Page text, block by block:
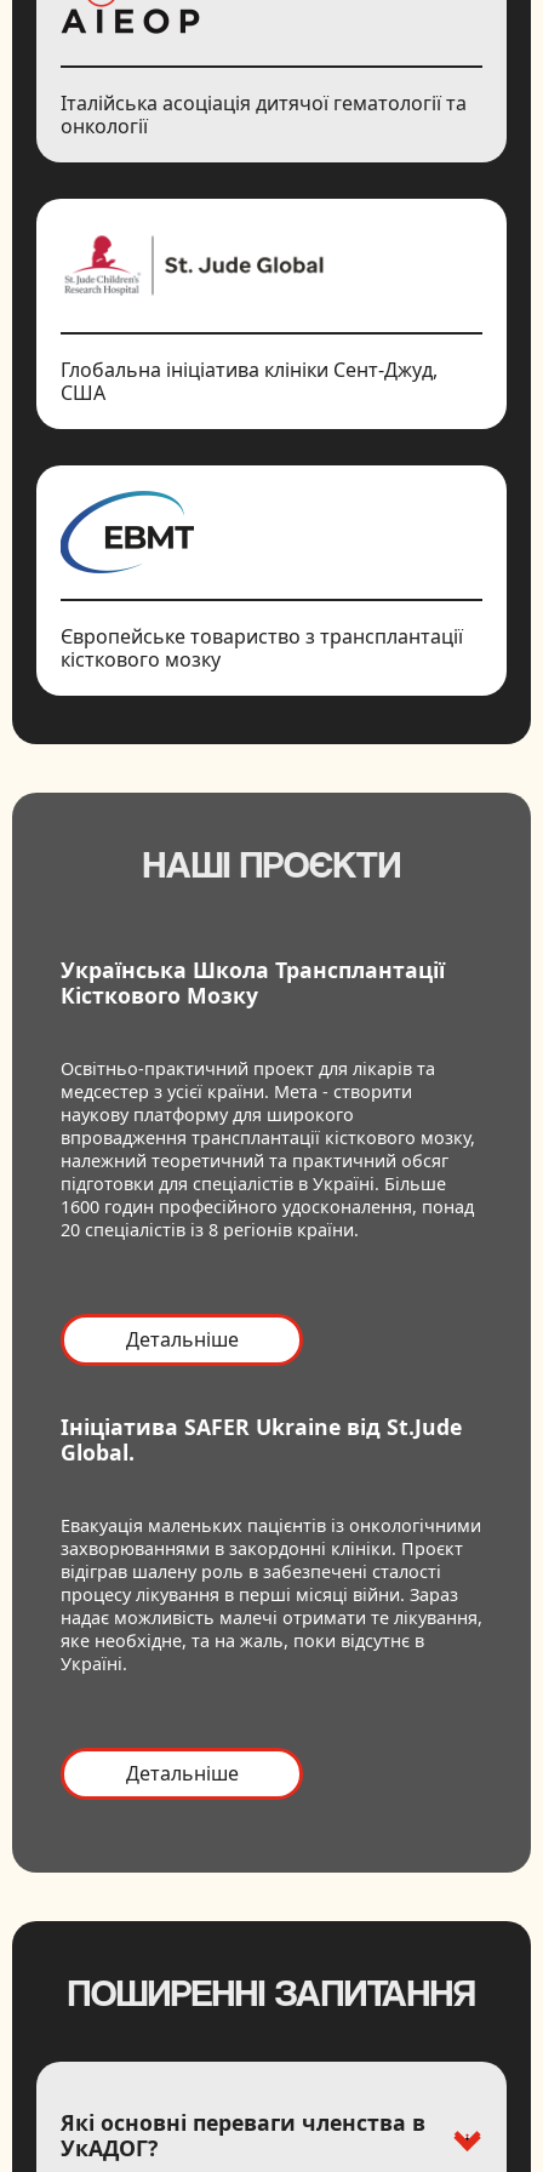
Італійська асоціація дитячої гематології та
онкології
Глобальна ініціатива клініки Сент-Джуд,
США
Європейське товариство з трансплантації
кісткового мозку
НАШІ ПРОЄКТИ
Українська Школа Трансплантації
Кісткового Мозку
Освітньо-практичний проект для лікарів та
медсестер з усієї країни. Мета - створити
наукову платформу для широкого
впровадження трансплантації кісткового мозку,
належний теоретичний та практичний обсяг
підготовки для спеціалістів в Україні. Більше
1600 годин професійного удосконалення, понад
20 спеціалістів із 8 регіонів країни.
Детальніше
Ініціатива SAFER Ukraine від St.Jude
Global.
Евакуація маленьких пацієнтів із онкологічними
захворюваннями в закордонні клініки. Проєкт
відіграв шалену роль в забезпечені сталості
процесу лікування в перші місяці війни. Зараз
надає можливість малечі отримати те лікування,
яке необхідне, та на жаль, поки відсутнє в
Україні.
Детальніше
ПОШИРЕННІ ЗАПИТАННЯ
Які основні переваги членства в
УкАДОГ?